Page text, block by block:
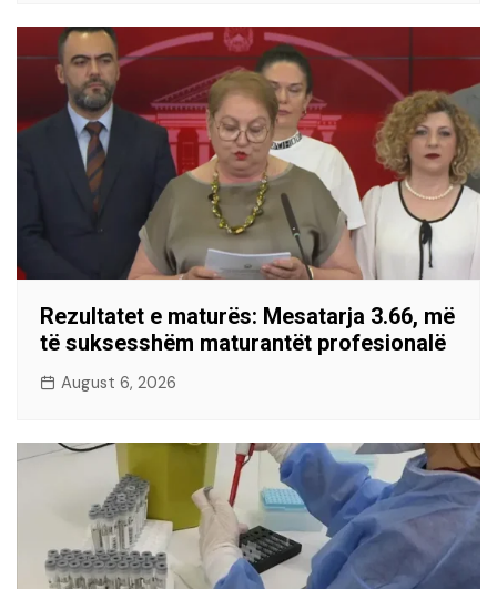
Rezultatet e maturës: Mesatarja 3.66, më
të suksesshëm maturantët profesionalë
August 6, 2026